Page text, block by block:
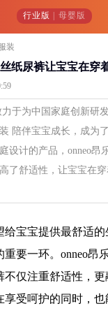
行业版 | 母婴版
装
纸尿裤让宝宝在穿
力于为中国家庭创新研
陪伴宝宝成长，成为
设计的产品，onneo昂
了舒适性，让宝宝在
给宝宝提供最舒适
要一环。onneo昂
不仅注重舒适性，
享受呵护的同时，